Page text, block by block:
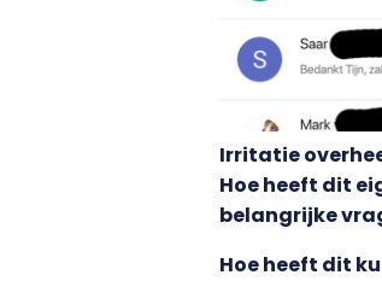
Irritatie
Hoe heeft dit
belangrijke
Hoe heeft dit